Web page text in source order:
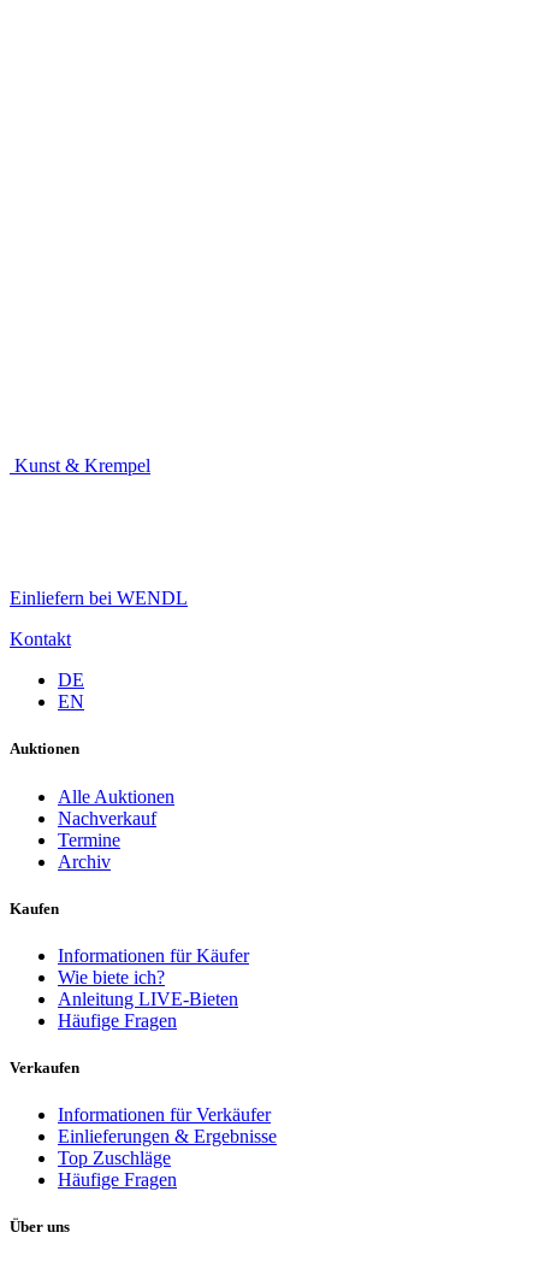
Kunst & Krempel
Einliefern bei WENDL
Kontakt
DE
EN
Auktionen
Alle Auktionen
Nachverkauf
Termine
Archiv
Kaufen
Informationen für Käufer
Wie biete ich?
Anleitung LIVE-Bieten
Häufige Fragen
Verkaufen
Informationen für Verkäufer
Einlieferungen & Ergebnisse
Top Zuschläge
Häufige Fragen
Über uns